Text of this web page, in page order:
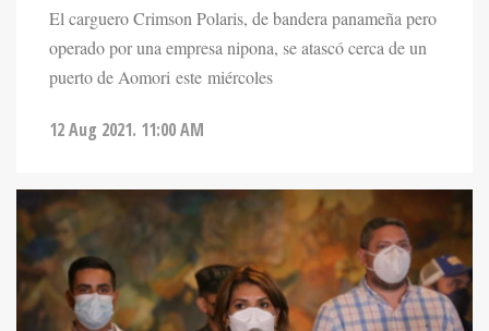
El carguero Crimson Polaris, de bandera panameña pero
operado por una empresa nipona, se atascó cerca de un
puerto de Aomori este miércoles
12 Aug 2021. 11:00 AM